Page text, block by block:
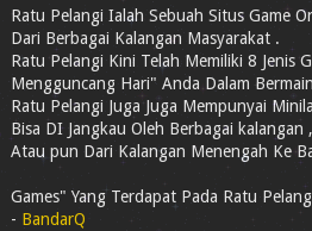
Ratu Pelangi Ialah Sebuah Situs Game
Dari Berbagai Kalangan Masyarakat .
Ratu Pelangi Kini Telah Memiliki 8 Jenis
Mengguncang Hari" Anda Dalam
Ratu Pelangi Juga Juga Mempunyai
Bisa DI Jangkau Oleh Berbagai
Atau pun Dari Kalangan Menengah Ke
Games" Yang Terdapat Pada Ratu
- BandarQ